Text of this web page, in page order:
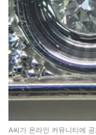
A씨가 온라인 커뮤니티에